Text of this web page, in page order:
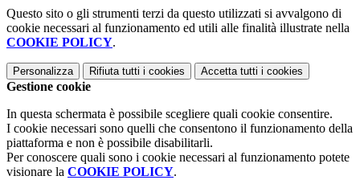
Questo sito o gli strumenti terzi da questo utilizzati si avvalgono di
cookie necessari al funzionamento ed utili alle finalità illustrate nella
COOKIE POLICY.
Personalizza Rifiuta tutti i cookies Accetta tutti i cookies
Gestione cookie
In questa schermata è possibile scegliere quali cookie consentire.
I cookie necessari sono quelli che consentono il funzionamento della
piattaforma e non è possibile disabilitarli.
Per conoscere quali sono i cookie necessari al funzionamento potete
visionare la COOKIE POLICY.